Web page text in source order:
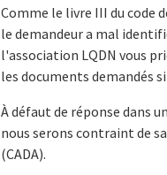
Comme le livre III du code
le demandeur a mal
l'association LQDN vous
les documents demandés
À défaut de réponse dans
nous serons contraint de
(CADA).